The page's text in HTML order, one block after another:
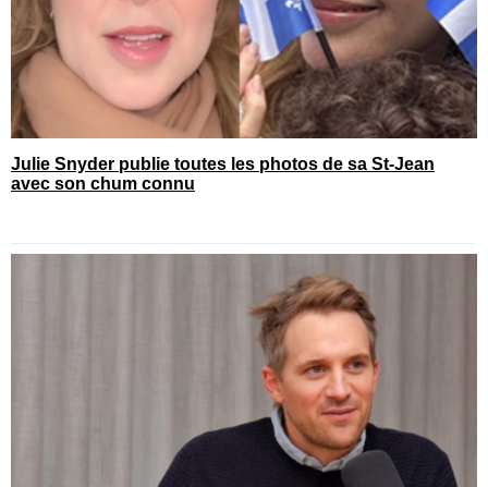
Julie Snyder publie toutes les photos de sa St-Jean
avec son chum connu